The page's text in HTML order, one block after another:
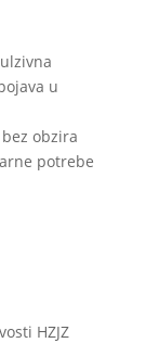
u
obzira
potrebe
HZJZ